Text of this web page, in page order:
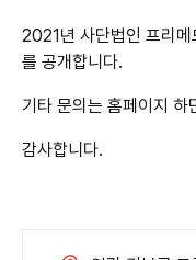
2021년 사단법인 프리메
를 공개합니다.
기타 문의는 홈페이지 하
감사합니다.